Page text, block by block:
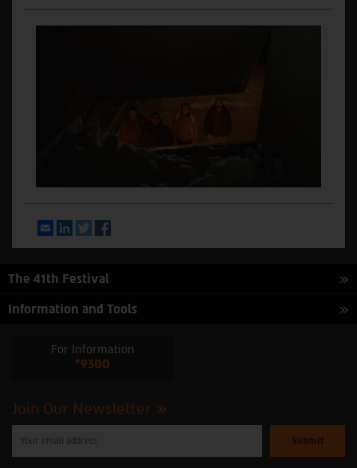
EmailLinkedInTwitter
The 41th Festival
Information and Tools
For Information
*9300
Join Our Newsletter
enter